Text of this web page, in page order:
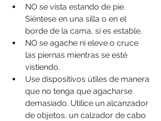
NO se vista estando de pie.
Siéntese en una silla o en el
borde de la cama, si es estable.
NO se agache ni eleve o cruce
las piernas mientras se esté
vistiendo.
Use dispositivos útiles de manera
que no tenga que agacharse
demasiado. Utilice un alcanzador
de objetos, un calzador de cabo